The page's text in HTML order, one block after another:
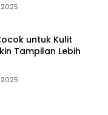
untuk Kulit
Tampilan Lebih